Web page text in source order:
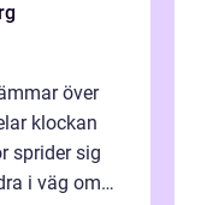
över
klockan
sprider sig
i väg om